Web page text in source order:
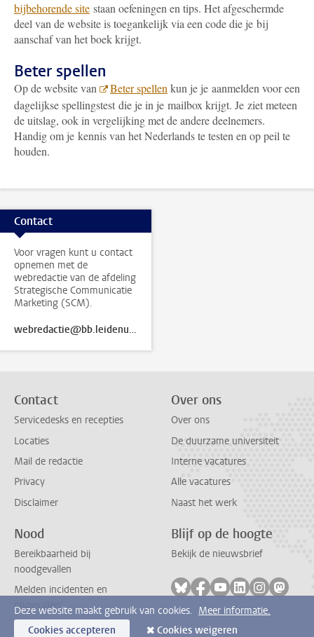
bijbehorende site staan oefeningen en tips. Het afgeschermde
deel van de website is toegankelijk via een code die je bij
aanschaf van het boek krijgt.
Beter spellen
Op de website van Beter spellen kun je je aanmelden voor een
dagelijkse spellingstest die je in je mailbox krijgt. Je ziet meteen
de uitslag, ook in vergelijking met de andere deelnemers.
Handig om je kennis van het Nederlands te testen en op peil te
houden.
Contact
Voor vragen kunt u contact
opnemen met de
webredactie van de afdeling
Strategische Communicatie
Marketing (SCM).
webredactie@bb.leidenuniv.nl
Contact
Servicedesks en recepties
Locaties
Mail de redactie
Privacy
Disclaimer
Over ons
Over ons
De duurzame universiteit
Interne vacatures
Alle vacatures
Naast het werk
Nood
Bereikbaarheid bij
noodgevallen
Melden incidenten en
ongevallen
Blijf op de hoogte
Bekijk de nieuwsbrief
Volg ons op bluesky
Volg ons op facebook
Volg ons op
Volg ons op
Volg ons
Volg
Deze website maakt gebruik van cookies. Meer informatie.
Cookies accepteren
Cookies weigeren